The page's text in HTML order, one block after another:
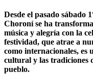
Desde el pasado sábado
Choroní se ha
música y alegría con la
festividad, que atrae a
como internacionales, es
cultural y las tradiciones
pueblo.